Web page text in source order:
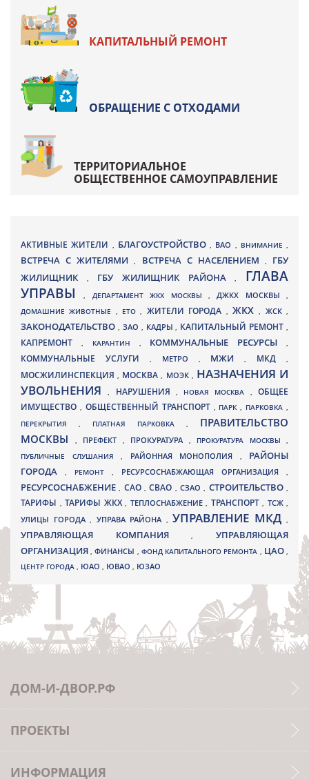
КАПИТАЛЬНЫЙ РЕМОНТ
ОБРАЩЕНИЕ С ОТХОДАМИ
ТЕРРИТОРИАЛЬНОЕ
ОБЩЕСТВЕННОЕ САМОУПРАВЛЕНИЕ
АКТИВНЫЕ ЖИТЕЛИ , БЛАГОУСТРОЙСТВО , ВАО , ВНИМАНИЕ ,
ВСТРЕЧА С ЖИТЕЛЯМИ, ВСТРЕЧА С НАСЕЛЕНИЕМ , ГБУ
ЖИЛИЩНИК
, ГБУ ЖИЛИЩНИК РАЙОНА, ГЛАВА
УПРАВЫ, ДЕПАРТАМЕНТ ЖКХ МОСКВЫ ,ДЖКХ МОСКВЫ ,
ДОМАШНИЕ ЖИВОТНЫЕ , ЕТО, ЖИТЕЛИ ГОРОДА , ЖКХ, ЖСК,
ЗАКОНОДАТЕЛЬСТВО , ЗАО , КАДРЫ, КАПИТАЛЬНЫЙ РЕМОНТ ,
КАПРЕМОНТ , КАРАНТИН , КОММУНАЛЬНЫЕ РЕСУРСЫ,
КОММУНАЛЬНЫЕ УСЛУГИ , МЕТРО , МЖИ, МКД ,
МОСЖИЛИНСПЕКЦИЯ, МОСКВА , МОЭК , НАЗНАЧЕНИЯ И
УВОЛЬНЕНИЯ, НАРУШЕНИЯ , НОВАЯ МОСКВА ,ОБЩЕЕ
ИМУЩЕСТВО , ОБЩЕСТВЕННЫЙ ТРАНСПОРТ , ПАРК, ПАРКОВКА ,
ПЕРЕКРЫТИЯ , ПЛАТНАЯ ПАРКОВКА , ПРАВИТЕЛЬСТВО
МОСКВЫ
, ПРЕФЕКТ , ПРОКУРАТУРА , ПРОКУРАТУРА МОСКВЫ ,
ПУБЛИЧНЫЕ СЛУШАНИЯ , РАЙОННАЯ МОНОПОЛИЯ , РАЙОНЫ
ГОРОДА
, РЕМОНТ , РЕСУРСОСНАБЖАЮЩАЯ ОРГАНИЗАЦИЯ ,
РЕСУРСОСНАБЖЕНИЕ, САО,СВАО ,СЗАО, СТРОИТЕЛЬСТВО,
ТАРИФЫ , ТАРИФЫ ЖКХ , ТЕПЛОСНАБЖЕНИЕ , ТРАНСПОРТ , ТСЖ ,
УЛИЦЫ ГОРОДА , УПРАВА РАЙОНА , УПРАВЛЕНИЕ МКД ,
УПРАВЛЯЮЩАЯ КОМПАНИЯ,УПРАВЛЯЮЩАЯ
ОРГАНИЗАЦИЯ,ФИНАНСЫ , ФОНД КАПИТАЛЬНОГО РЕМОНТА , ЦАО,
ЦЕНТР ГОРОДА , ЮАО , ЮВАО , ЮЗАО
ДОМ-И-ДВОР.РФ
ПРОЕКТЫ
ИНФОРМАЦИЯ